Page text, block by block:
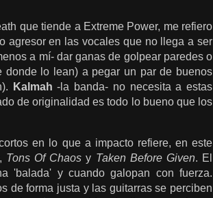
que tiende a Extreme Power, me refiero
agresor en las vocales que no llega a ser
a mí- dar ganas de golpear paredes o
donde lo lean) a pegar un par de buenos
Kalmah -la banda- no necesita a estas
de originalidad es todo lo bueno que los
en lo que a impacto refiere, en este
Tons Of Chaos y Taken Before Given. El
'balada' y cuando galopan con fuerza.
de forma justa y las guitarras se perciben